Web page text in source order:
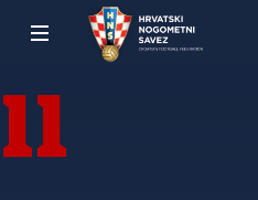
11